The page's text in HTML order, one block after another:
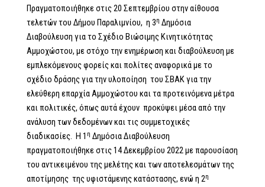
Πραγματοποιήθηκε στις 20 Σεπτεμβρίου στην αίθουσα
τελετών του Δήμου Παραλιμνίου, η 3η Δημόσια
Διαβούλευση για το Σχέδιο Βιώσιμης Κινητικότητας
Αμμοχώστου, με στόχο την ενημέρωση και διαβούλευση με
εμπλεκόμενους φορείς και πολίτες αναφορικά με το
σχέδιο δράσης για την υλοποίηση του ΣΒΑΚ για την
ελεύθερη επαρχία Αμμοχώστου και τα προτεινόμενα μέτρα
και πολιτικές, όπως αυτά έχουν προκύψει μέσα από την
ανάλυση των δεδομένων και τις συμμετοχικές
διαδικασίες. Η 1 η Δημόσια Διαβούλευση
πραγματοποιήθηκε στις 14 Δεκεμβρίου 2022 με παρουσίαση
του αντικειμένου της μελέτης και των αποτελεσμάτων της
αποτίμησης της υφιστάμενης κατάστασης, ενώ η 2η